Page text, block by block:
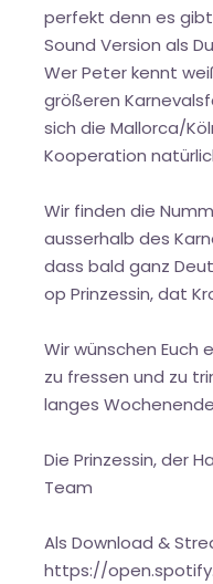
perfekt denn es
Sound Version als
Wer Peter kennt
größeren
sich die Mallorca/
Kooperation
Wir finden die
ausserhalb des
dass bald ganz
op Prinzessin, dat
Wir wünschen
zu fressen und zu
langes
Die Prinzessin, der
Team
Als Download &
https://